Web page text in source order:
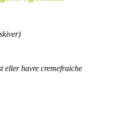
eller havre cremefraiche